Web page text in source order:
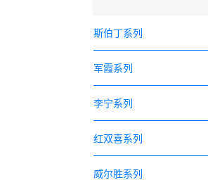
斯伯丁系列
军霞系列
李宁系列
红双喜系列
威尔胜系列